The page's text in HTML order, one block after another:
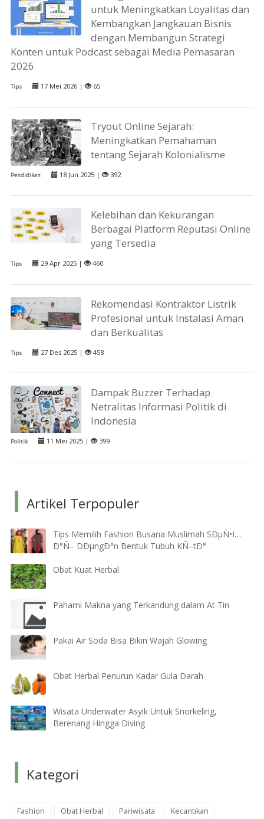
untuk Meningkatkan Loyalitas dan
Kembangkan Jangkauan Bisnis
dengan Membangun Strategi
Konten untuk Podcast sebagai Media Pemasaran
2026
Tips 17 Mei 2026 | 65
Tryout Online Sejarah:
Meningkatkan Pemahaman
tentang Sejarah Kolonialisme
Pendidikan 18 Jun 2025 | 392
Kelebihan dan Kekurangan
Berbagai Platform Reputasi Online
yang Tersedia
Tips 29 Apr 2025 | 460
Rekomendasi Kontraktor Listrik
Profesional untuk Instalasi Aman
dan Berkualitas
Tips 27 Des 2025 | 458
Dampak Buzzer Terhadap
Netralitas Informasi Politik di
Indonesia
Politik 11 Mei 2025 | 399
Artikel Terpopuler
Tips Memilih Fashion Busana Muslimah SÐµÑ•Ï…
Ð°Ñ– DÐµngÐ°n Bentuk Tubuh KÑ–tÐ°
Obat Kuat Herbal
Pahami Makna yang Terkandung dalam At Tin
Pakai Air Soda Bisa Bikin Wajah Glowing
Obat Herbal Penurun Kadar Gula Darah
Wisata Underwater Asyik Untuk Snorkeling,
Berenang Hingga Diving
Kategori
Fashion Obat Herbal Pariwisata Kecantikan